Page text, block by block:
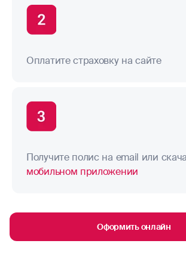
Оплатите страховку на сайте
Получите полис на email или
мобильном приложении
Оформить онлайн